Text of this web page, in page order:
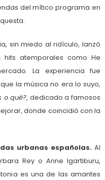
del mítico programa en
sin miedo al ridículo, lanzó
atemporales como He
La experiencia fue
la música no era lo suyo,
o qué?, dedicado a famosos
donde coincidió con la
urbanas españolas. Al
Rey o Anne Igartiburu,
es una de las amantes